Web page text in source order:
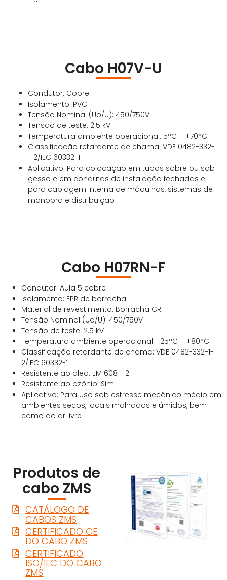
Cabo H07V-U
Condutor: Cobre
Isolamento: PVC
Tensão Nominal (Uo/U): 450/750V
Tensão de teste: 2.5 kV
Temperatura ambiente operacional: 5°C – +70°C
Classificação retardante de chama: VDE 0482-332-
1-2/IEC 60332-1
Aplicativo: Para colocação em tubos sobre ou sob
gesso e em condutas de instalação fechadas e
para cablagem interna de máquinas, sistemas de
manobra e distribuição
Cabo H07RN-F
Condutor: Aula 5 cobre
Isolamento: EPR de borracha
Material de revestimento: Borracha CR
Tensão Nominal (Uo/U): 450/750V
Tensão de teste: 2.5 kV
Temperatura ambiente operacional: -25°C – +80°C
Classificação retardante de chama: VDE 0482-332-1-
2/IEC 60332-1
Resistente ao óleo: EM 60811-2-1
Resistente ao ozônio: Sim
Aplicativo: Para uso sob estresse mecânico médio em
ambientes secos, locais molhados e úmidos, bem
como ao ar livre
Produtos de
cabo ZMS
CATÁLOGO DE
CABOS ZMS
CERTIFICADO CE
DO CABO ZMS
CERTIFICADO
ISO/IEC DO CABO
ZMS